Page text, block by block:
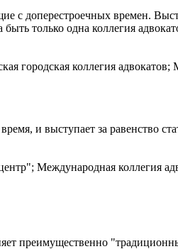
доперестроечных времен.
только одна коллегия
городская коллегия
и выступает за равенство
Международная коллегия
преимущественно